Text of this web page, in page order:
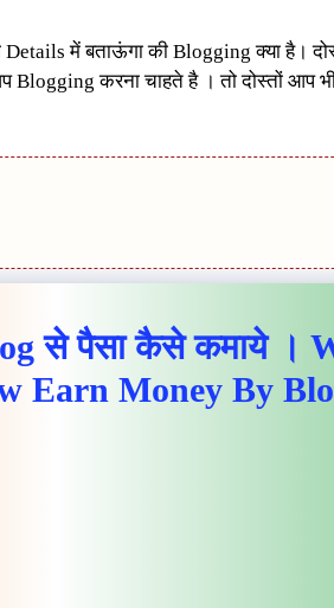
में बताऊंगा की Blogging क्या है।
करना चाहते है । तो दोस्तों आप